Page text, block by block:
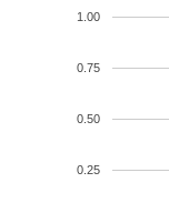
0.25
0.50
0.75
1.00